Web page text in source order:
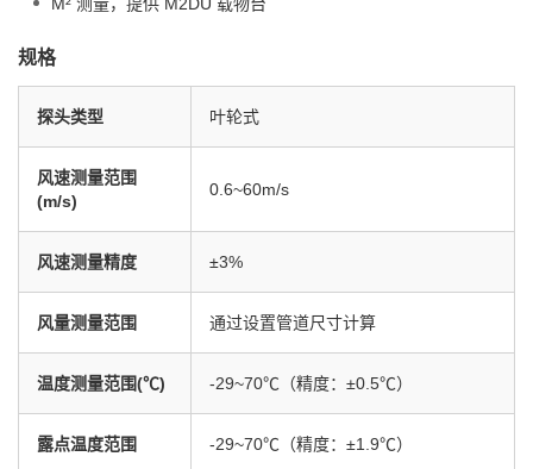
M² 测量，提供 M2DU 载物台
规格
探头类型 叶轮式
风速测量范围
(m/s)
0.6~60m/s
风速测量精度 ±3%
风量测量范围 通过设置管道尺寸计算
温度测量范围(℃) -29~70℃（精度：±0.5℃）
露点温度范围 -29~70℃（精度：±1.9℃）